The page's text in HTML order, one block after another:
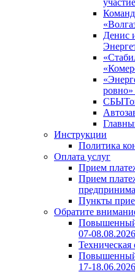
Денис
ровно»
Инструкции
Политика
Оплата услуг
Прием
Прием
Пункты
Обратите
Повышенный
07-08.08.2026
Повышенный
17-18.06.2026